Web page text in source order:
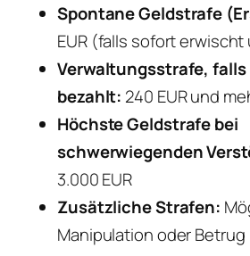
Spontane Geldstrafe
EUR (falls sofort
Verwaltungsstrafe,
bezahlt: 240 EUR und
Höchste Geldstrafe bei
schwerwiegenden
3.000 EUR
Zusätzliche Strafen:
Manipulation oder Betrug